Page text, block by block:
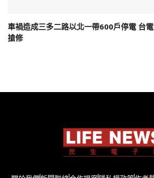
車禍造成三多二路以北一帶600戶停電 台
搶修